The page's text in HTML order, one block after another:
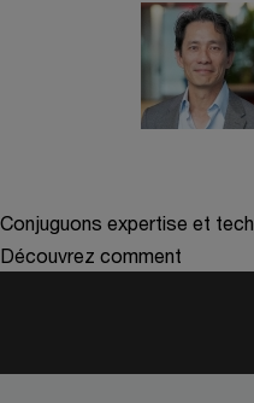
Conjuguons expertise et tech
Découvrez comment